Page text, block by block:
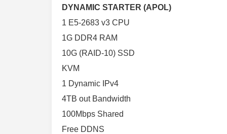
DYNAMIC STARTER (APOL)
1 E5-2683 v3 CPU
1G DDR4 RAM
10G (RAID-10) SSD
KVM
1 Dynamic IPv4
4TB out Bandwidth
100Mbps Shared
Free DDNS